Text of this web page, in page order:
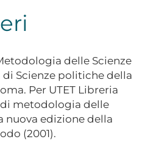
delle Scienze
Scienze politiche della
Per UTET Libreria
metodologia delle
nuova edizione della
(2001).